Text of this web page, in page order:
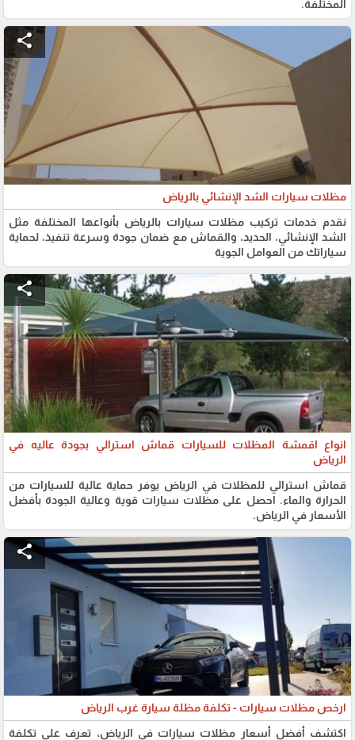
المختلفة.
share
مظلات سيارات الشد الإنشائي بالرياض
نقدم خدمات تركيب مظلات سيارات بالرياض بأنواعها المختلفة مثل
الشد الإنشائي، الحديد، والقماش مع ضمان جودة وسرعة تنفيذ، لحماية
سياراتك من العوامل الجوية
share
انواع اقمشة المظلات للسيارات قماش استرالي بجودة عاليه في
الرياض
قماش استرالي للمظلات في الرياض يوفر حماية عالية للسيارات من
الحرارة والماء. احصل على مظلات سيارات قوية وعالية الجودة بأفضل
الأسعار في الرياض.
share
ارخص مظلات سيارات - تكلفة مظلة سيارة غرب الرياض
اكتشف أفضل أسعار مظلات سيارات في الرياض، تعرف على تكلفة